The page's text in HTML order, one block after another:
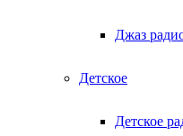
Джаз
Детское
Детское